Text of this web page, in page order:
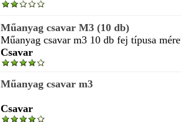
Műanyag csavar M3 (10 db)
Műanyag csavar m3 10 db fej típusa
Csavar
Műanyag csavar m3
Csavar